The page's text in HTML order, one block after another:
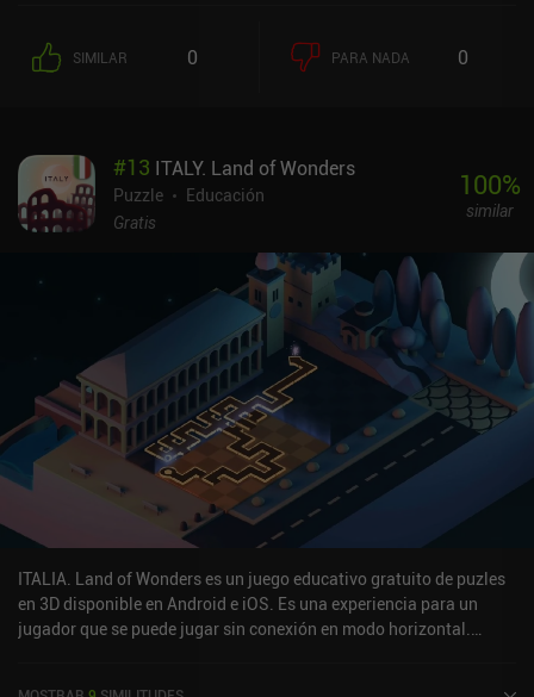
SIMILAR 0 PARA NADA 0
#13 ITALY. Land of Wonders
Puzzle
Educación
Gratis
100%
similar
ITALIA. Land of Wonders es un juego educativo gratuito de puzles
en 3D disponible en Android e iOS. Es una experiencia para un
jugador que se puede jugar sin conexión en modo horizontal.